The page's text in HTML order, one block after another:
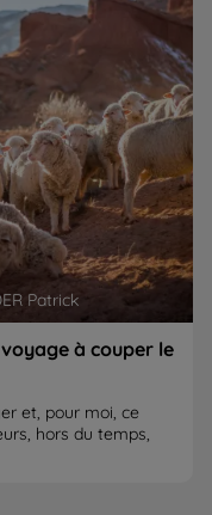
Patrick
à couper le
et, pour moi, ce
hors du temps,